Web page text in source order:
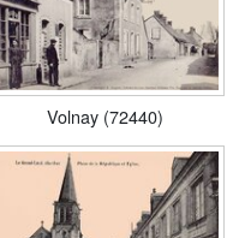
Volnay (72440)